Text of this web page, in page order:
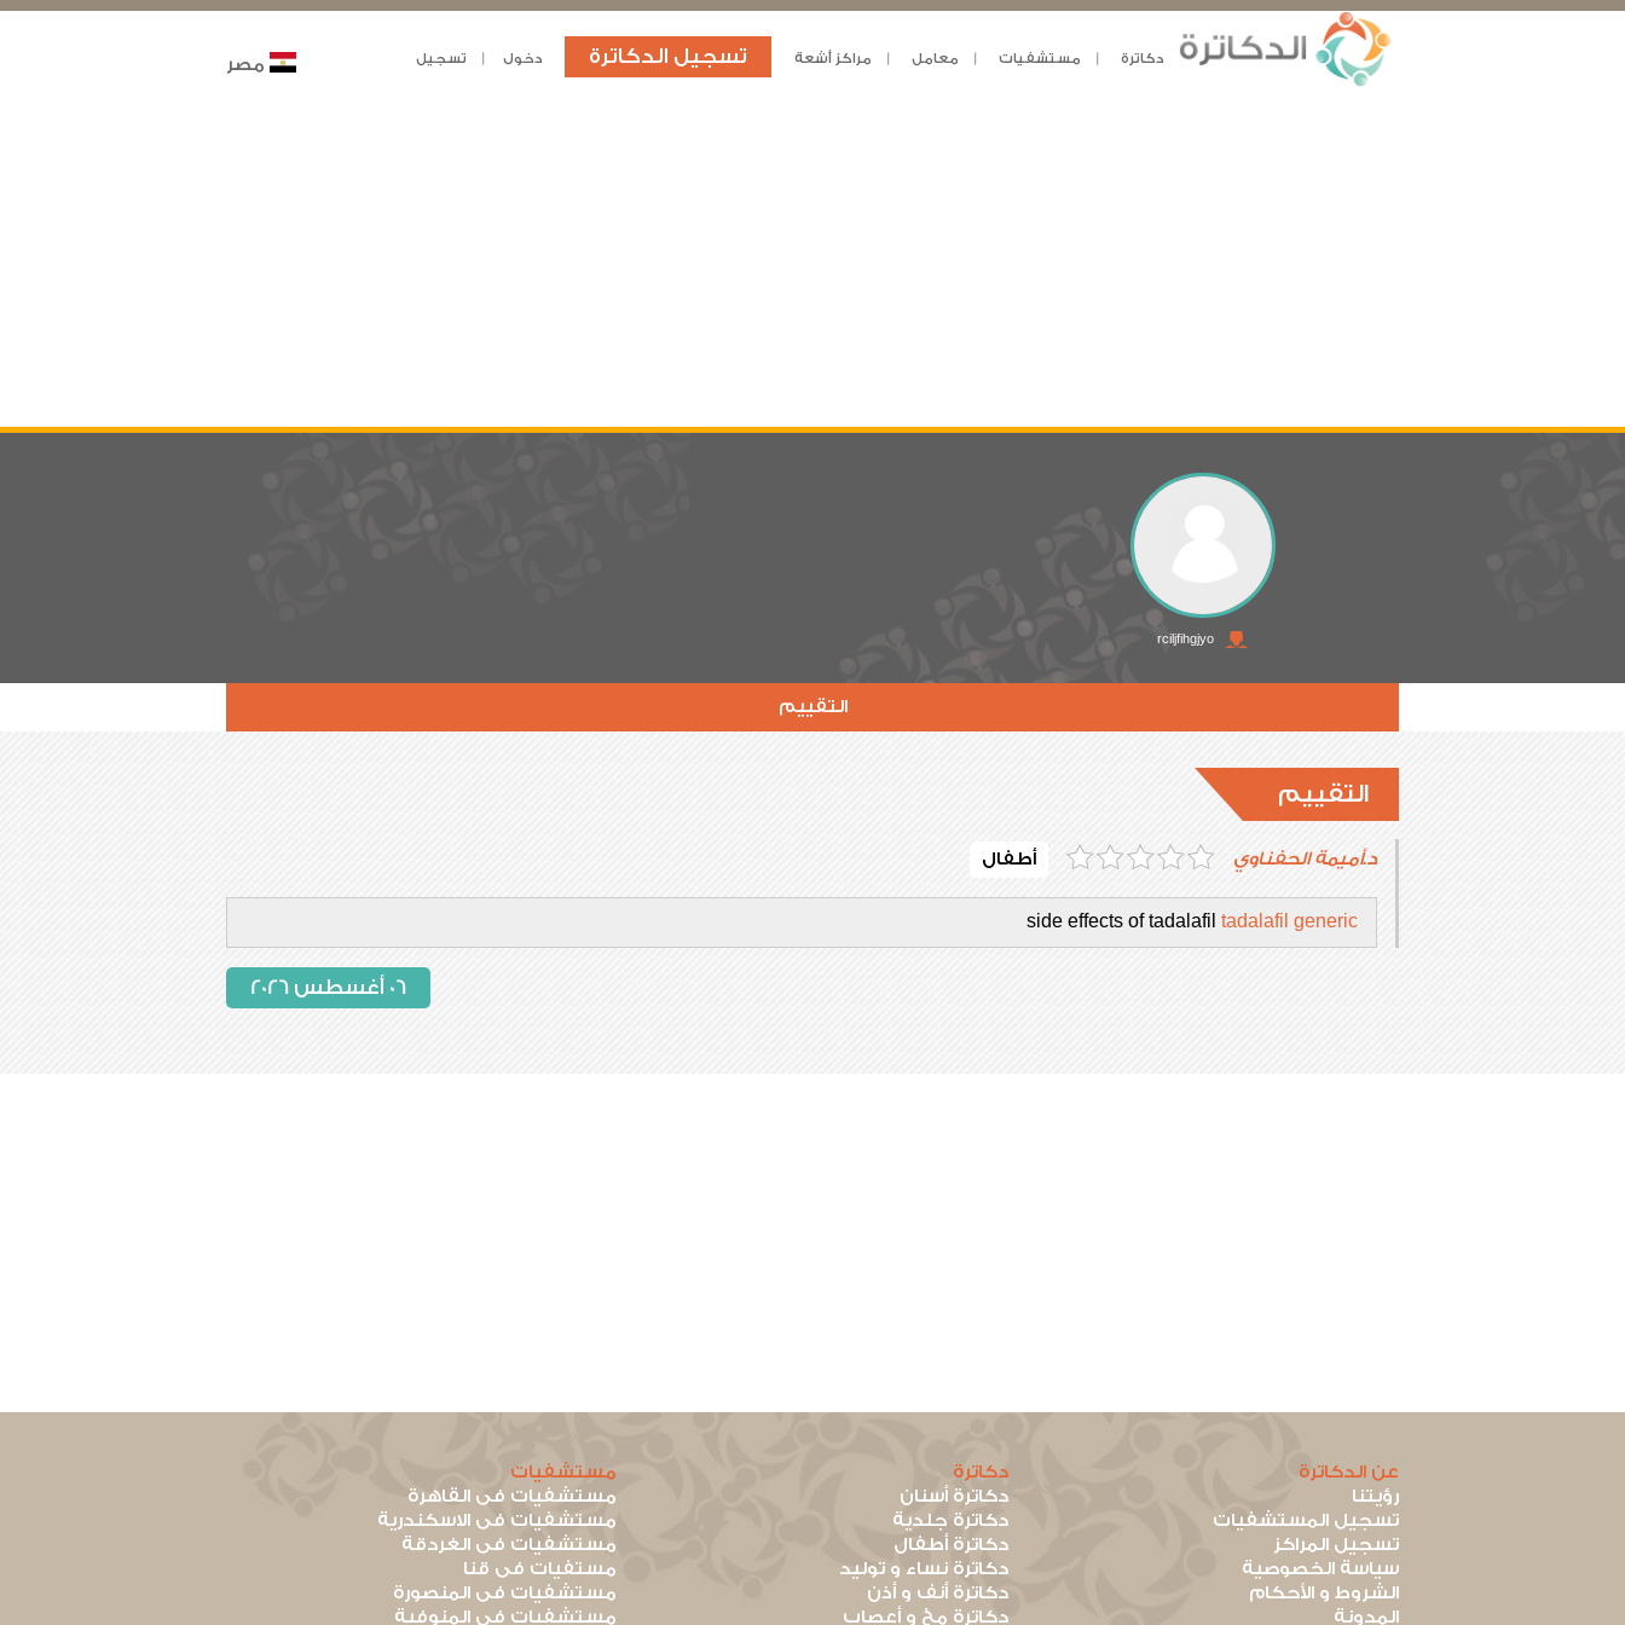
دكاترة مستشفيات معامل مراكز أشعة تسجيل الدكاترة دخول تسجيل مصر
rciljfihgjyo
التقييم
التقييم
د.أميمة الحفناوي أطفال
side effects of tadalafil tadalafil generic
06 أغسطس 2026
عن الدكاترة
رؤيتنا
تسجيل المستشفيات
تسجيل المراكز
سياسة الخصوصية
الشروط و الأحكام
المدونة
دكاترة
دكاترة أسنان
دكاترة جلدية
دكاترة أطفال
دكاترة نساء و توليد
دكاترة أنف و أذن
دكاترة مخ و أعصاب
مستشفيات
مستشفيات فى القاهرة
مستشفيات فى الاسكندرية
مستشفيات فى الغردقة
مستفيات فى قنا
مستشفيات فى المنصورة
مستشفيات فى المنوفية